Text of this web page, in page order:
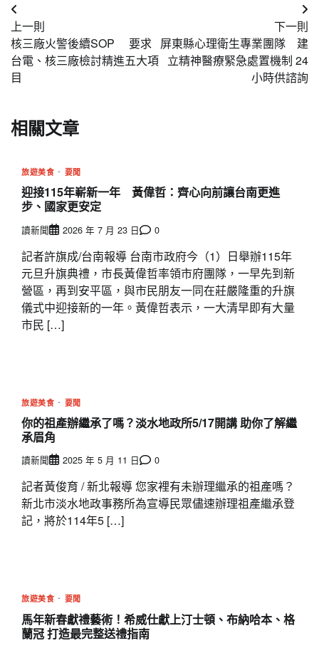
文
章
導
覽
上一則
核三廠火警後續SOP 要求
台電、核三廠檢討精進五大項
目
下一則
屏東縣心理衛生專業團隊 建
立精神醫療緊急處置機制 24
小時供諮詢
相關文章
旅遊美食 要聞
迎接115年嶄新一年 黃偉哲：齊心向前讓台南更進
步、國家更安定
讀新聞 2026 年 7 月 23 日 0
記者許旗成/台南報導 台南市政府今（1）日舉辦115年
元旦升旗典禮，市長黃偉哲率領市府團隊，一早先到新
營區，再到安平區，與市民朋友一同在莊嚴隆重的升旗
儀式中迎接新的一年。黃偉哲表示，一大清早即有大量
市民 […]
旅遊美食 要聞
你的祖產辦繼承了嗎？淡水地政所5/17開講 助你了解繼
承眉角
讀新聞 2025 年 5 月 11 日 0
記者黃俊育 / 新北報導 您家裡有未辦理繼承的祖產嗎？
新北市淡水地政事務所為宣導民眾儘速辦理祖產繼承登
記，將於114年5 […]
旅遊美食 要聞
馬年新春獻禮藝術！希威仕獻上汀士頓、布納哈本、格
蘭冠 打造最完整送禮指南